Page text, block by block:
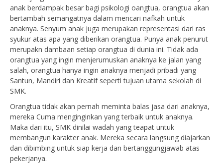
anak berdampak besar bagi psikologi oangtua, orangtua akan
bertambah semangatnya dalam mencari nafkah untuk
anaknya. Senyum anak juga merupakan representasi dari ras
syukur atas apa yang diberikan orangtua. Punya anak penurut
merupakn dambaan setiap orangtua di dunia ini. Tidak ada
orangtua yang ingin menjerumuskan anaknya ke jalan yang
salah, orangtua hanya ingin anaknya menjadi pribadi yang
Santun, Mandiri dan Kreatif seperti tujuan utama sekolah di
SMK.
Orangtua tidak akan pernah meminta balas jasa dari anaknya,
mereka Cuma menginginkan yang terbaik untuk anaknya.
Maka dari itu, SMK dinilai wadah yang teapat untuk
membangun karakter anak. Mereka secara langsung diajarkan
dan dibimbing untuk siap kerja dan bertanggungjawab atas
pekerjanya.